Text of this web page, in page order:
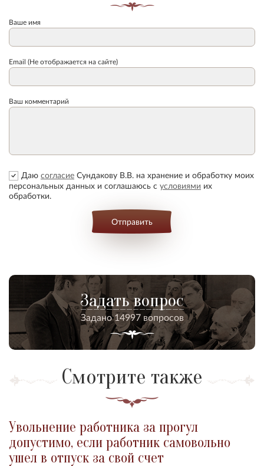
Ваше имя
Email (Не отображается на сайте)
Ваш комментарий
Даю согласие Сундакову В.В. на хранение и обработку моих
персональных данных и соглашаюсь с условиями их
обработки.
Отправить
Задать вопрос
Задано 14997 вопросов
Смотрите также
Увольнение работника за прогул
допустимо, если работник самовольно
ушел в отпуск за свой счет